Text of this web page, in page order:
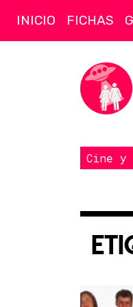
INICIO FICHAS